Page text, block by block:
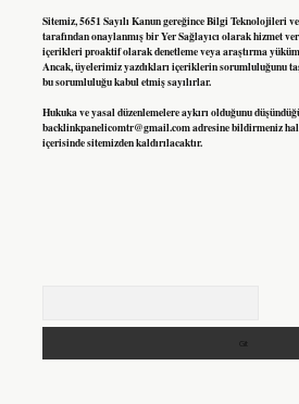
Sitemiz, 5651 Sayılı Kanun gereğince Bilgi Teknolojileri
tarafından onaylanmış bir Yer Sağlayıcı olarak hizmet
içerikleri proaktif olarak denetleme veya araştırma
Ancak, üyelerimiz yazdıkları içeriklerin sorumluluğunu
bu sorumluluğu kabul etmiş sayılırlar.
Hukuka ve yasal düzenlemelere aykırı olduğunu
backlinkpanelicomtr@gmail.comadresine bildirmeniz
içerisinde sitemizden kaldırılacaktır.